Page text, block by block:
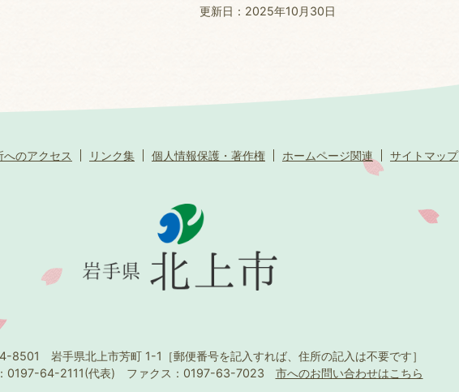
更新日：2025年10月30日
へのアクセス リンク集 個人情報保護・著作権 ホームページ関連 サイトマップ
8501 岩手県北上市芳町 1-1 ［郵便番号を記入すれば、住所の記入は不要です］
0197-64-2111(代表) ファクス：0197-63-7023 市へのお問い合わせはこちら